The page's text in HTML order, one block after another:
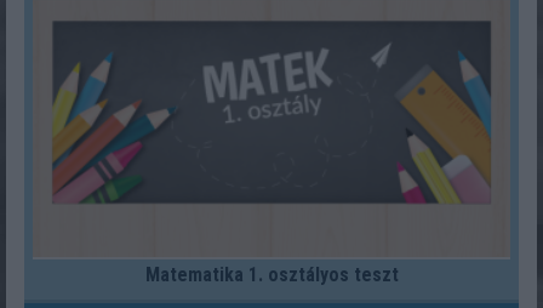
Matematika 1. osztályos teszt